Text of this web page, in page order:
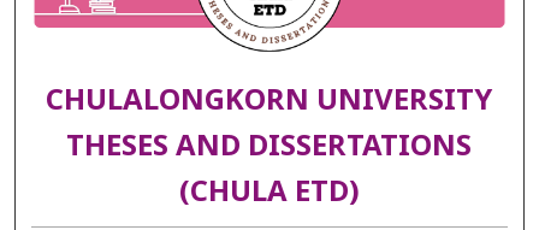
CHULALONGKORN UNIVERSITY
THESES AND DISSERTATIONS
(CHULA ETD)